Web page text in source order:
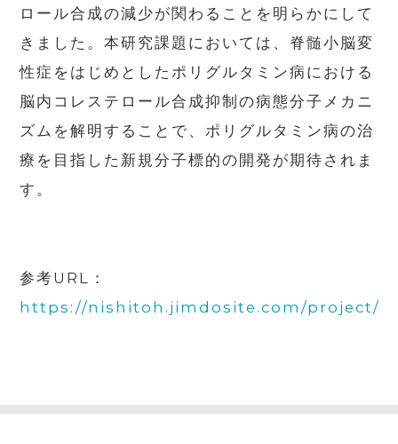
ロール合成の減少が関わることを明らかにして
きました。本研究課題においては、脊髄小脳変
性症をはじめとしたポリグルタミン病における
脳内コレステロール合成抑制の病態分子メカニ
ズムを解明することで、ポリグルタミン病の治
療を目指した新規分子標的の開発が期待されま
す。
参考URL
：
https://nishitoh.jimdosite.com/project/